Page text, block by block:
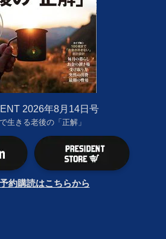
2026年8月14日号
生きる老後の「正解」
約購読はこちらから